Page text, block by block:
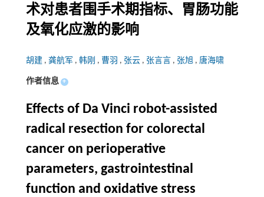
术对患者围手术期指标、胃肠功能
及氧化应激的影响
胡建 , 龚航军 , 韩刚 , 曹羽 , 张云 , 张言言 , 张旭 , 唐海啸
作者信息 +
Effects of Da Vinci robot-assisted
radical resection for colorectal
cancer on perioperative
parameters, gastrointestinal
function and oxidative stress